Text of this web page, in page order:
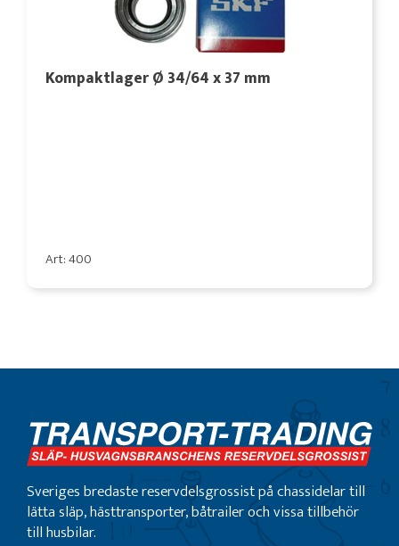
Kompaktlager Ø 34/64 x 37 mm
Art: 400
Sveriges bredaste reservdelsgrossist på chassidelar till
lätta släp, hästtransporter, båtrailer och vissa tillbehör
till husbilar.